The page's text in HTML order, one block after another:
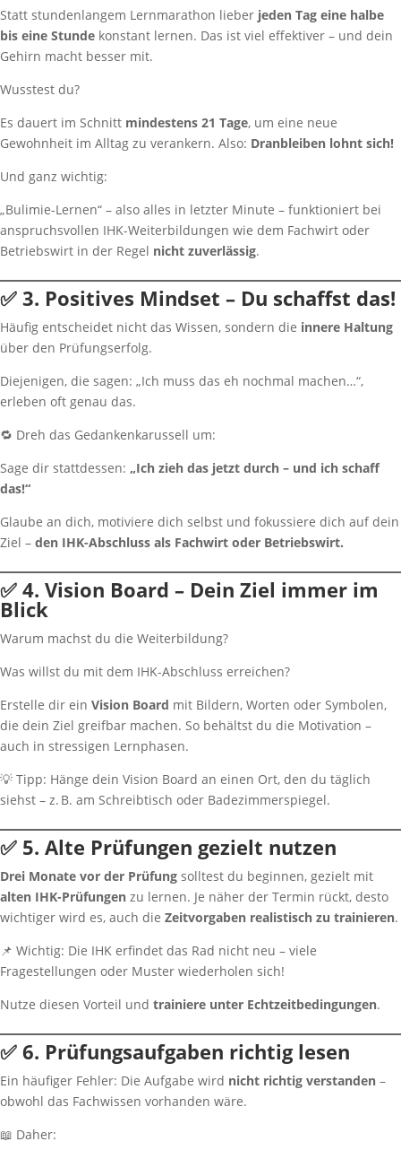
Statt stundenlangem Lernmarathon lieber jeden Tag eine halbe
bis eine Stunde konstant lernen. Das ist viel effektiver – und dein
Gehirn macht besser mit.
Wusstest du?
Es dauert im Schnitt mindestens 21 Tage, um eine neue
Gewohnheit im Alltag zu verankern. Also: Dranbleiben lohnt sich!
Und ganz wichtig:
„Bulimie-Lernen“ – also alles in letzter Minute – funktioniert bei
anspruchsvollen IHK-Weiterbildungen wie dem Fachwirt oder
Betriebswirt in der Regel nicht zuverlässig.
✅ 3. Positives Mindset – Du schaffst das!
Häufig entscheidet nicht das Wissen, sondern die innere Haltung
über den Prüfungserfolg.
Diejenigen, die sagen: „Ich muss das eh nochmal machen…“,
erleben oft genau das.
🔁 Dreh das Gedankenkarussell um:
Sage dir stattdessen: „Ich zieh das jetzt durch – und ich schaff
das!“
Glaube an dich, motiviere dich selbst und fokussiere dich auf dein
Ziel – den IHK-Abschluss als Fachwirt oder Betriebswirt.
✅ 4. Vision Board – Dein Ziel immer im
Blick
Warum machst du die Weiterbildung?
Was willst du mit dem IHK-Abschluss erreichen?
Erstelle dir ein Vision Board mit Bildern, Worten oder Symbolen,
die dein Ziel greifbar machen. So behältst du die Motivation –
auch in stressigen Lernphasen.
💡 Tipp: Hänge dein Vision Board an einen Ort, den du täglich
siehst – z. B. am Schreibtisch oder Badezimmerspiegel.
✅ 5. Alte Prüfungen gezielt nutzen
Drei Monate vor der Prüfung solltest du beginnen, gezielt mit
alten IHK-Prüfungen zu lernen. Je näher der Termin rückt, desto
wichtiger wird es, auch die Zeitvorgaben realistisch zu trainieren.
📌 Wichtig: Die IHK erfindet das Rad nicht neu – viele
Fragestellungen oder Muster wiederholen sich!
Nutze diesen Vorteil und trainiere unter Echtzeitbedingungen.
✅ 6. Prüfungsaufgaben richtig lesen
Ein häufiger Fehler: Die Aufgabe wird nicht richtig verstanden –
obwohl das Fachwissen vorhanden wäre.
📖 Daher: